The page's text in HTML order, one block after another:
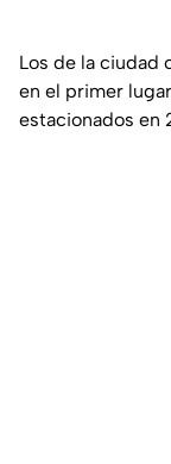
Los de la ciudad
en el primer
estacionados en